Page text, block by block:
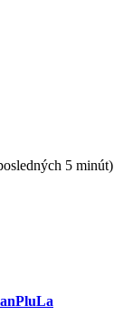
5 minút)